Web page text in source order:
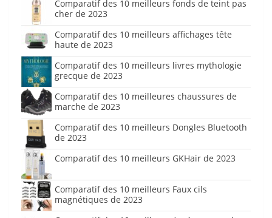
Comparatif des 10 meilleurs fonds de teint pas
cher de 2023
Comparatif des 10 meilleurs affichages tête
haute de 2023
Comparatif des 10 meilleurs livres mythologie
grecque de 2023
Comparatif des 10 meilleures chaussures de
marche de 2023
Comparatif des 10 meilleurs Dongles Bluetooth
de 2023
Comparatif des 10 meilleurs GKHair de 2023
Comparatif des 10 meilleurs Faux cils
magnétiques de 2023